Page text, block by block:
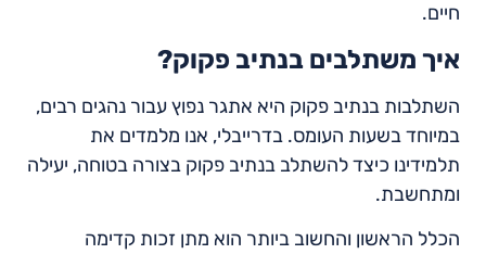
חיים.
איך משתלבים בנתיב פקוק?
השתלבות בנתיב פקוק היא אתגר נפוץ עבור נהגים רבים,
במיוחד בשעות העומס. בדרייבלי, אנו מלמדים את
תלמידינו כיצד להשתלב בנתיב פקוק בצורה בטוחה, יעילה
ומתחשבת.
הכלל הראשון והחשוב ביותר הוא מתן זכות קדימה